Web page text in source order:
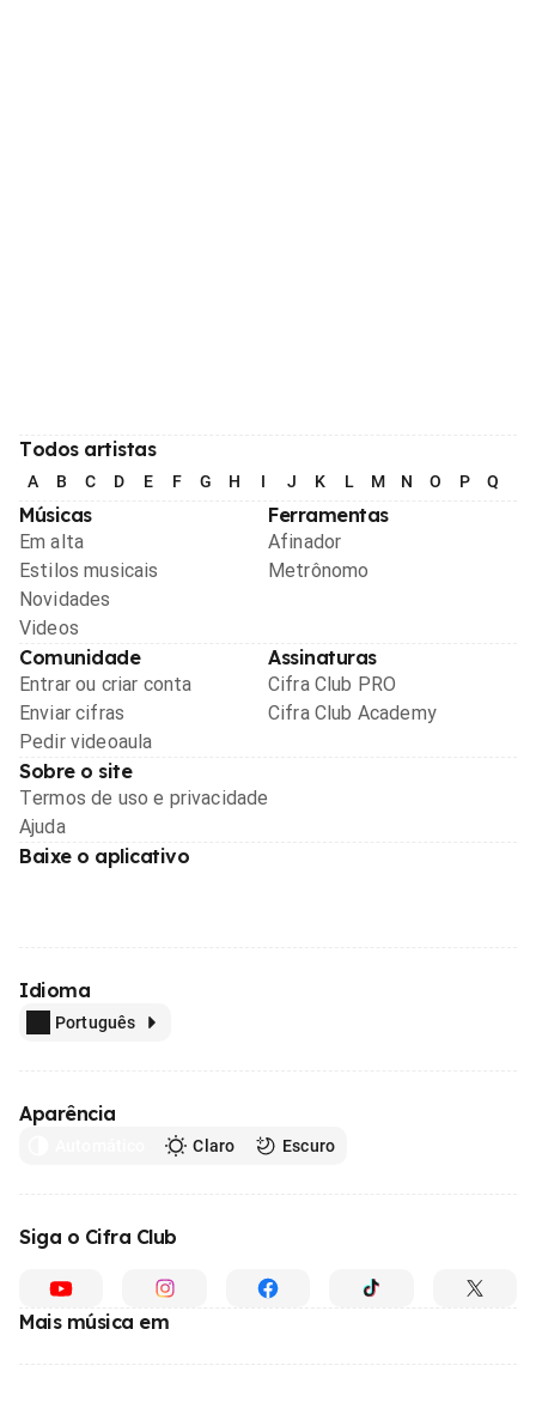
Todos artistas
A B C D E F G H I J K L M N O P Q
Músicas
Em alta
Estilos musicais
Novidades
Videos
Ferramentas
Afinador
Metrônomo
Comunidade
Entrar ou criar conta
Enviar cifras
Pedir videoaula
Assinaturas
Cifra Club PRO
Cifra Club Academy
Sobre o site
Termos de uso e privacidade
Ajuda
Baixe o aplicativo
Idioma
Português
Aparência
Claro Escuro
Siga o Cifra Club
Mais música em